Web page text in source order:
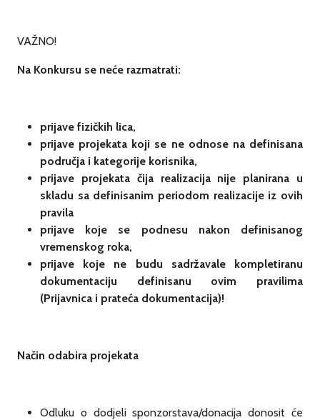
VAŽNO!
Na Konkursu se neće razmatrati:
prijave fizičkih lica,
prijave projekata koji se ne odnose na definisana
područja i kategorije korisnika,
prijave projekata čija realizacija nije planirana u
skladu sa definisanim periodom realizacije iz ovih
pravila
prijave koje se podnesu nakon definisanog
vremenskog roka,
prijave koje ne budu sadržavale kompletiranu
dokumentaciju definisanu ovim pravilima
(Prijavnica i prateća dokumentacija)!
Način odabira projekata
Odluku o dodjeli sponzorstava/donacija donosit će